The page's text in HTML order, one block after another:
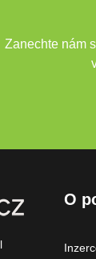
Zanechte nám
O